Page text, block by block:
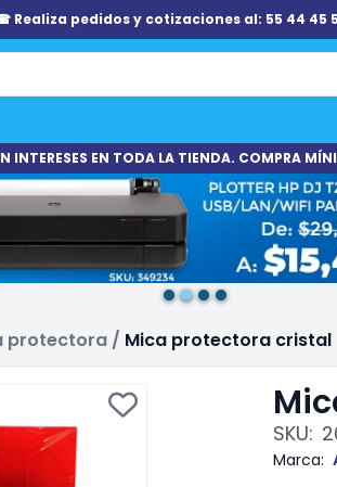
Realiza pedidos y cotizaciones al: 55 44 45
INTERESES EN TODA LA TIENDA. COMPRA
protectora / Mica protectora cristal
SKU:
Marca: